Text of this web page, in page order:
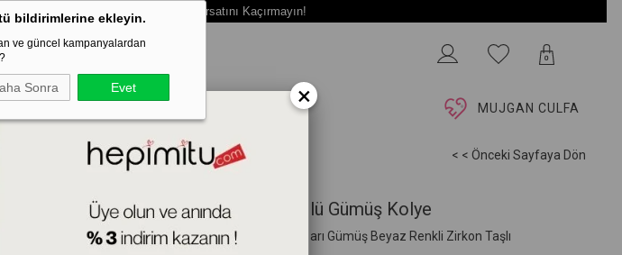
bildirimlerine ekleyin.
ve güncel kampanyalardan
Sonra Evet
- Vade Farksız 3 Taksit Ödeme Fırsatını Kaçırmayın!
0
MUJGAN CULFA
< < Önceki Sayfaya Dön
Sallantılı Figürlü Gümüş Kolye
42+3cm 925 Ayar Sarı Gümüş Beyaz Renkli Zirkon Taşlı
×